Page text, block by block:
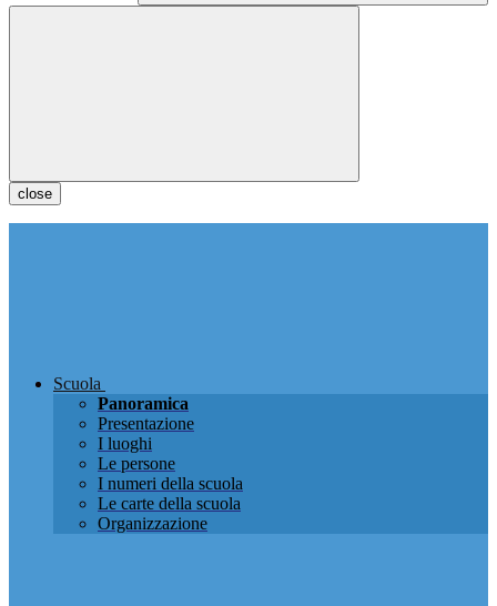
close
Scuola
Panoramica
Presentazione
I luoghi
Le persone
I numeri della scuola
Le carte della scuola
Organizzazione